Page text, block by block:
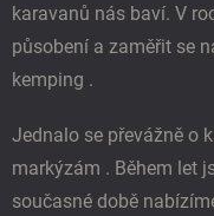
karavanů nás baví. V
působení a zaměřit se
kemping .
Jednalo se převážně o
markýzám . Během let
současné době